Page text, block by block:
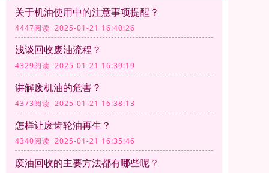
关于机油使用中的注意事项提醒？
4447阅读 2025-01-21 16:40:26
浅谈回收废油流程？
4329阅读 2025-01-21 16:39:19
讲解废机油的危害？
4373阅读 2025-01-21 16:38:13
怎样让废齿轮油再生？
4340阅读 2025-01-21 16:35:46
废油回收的主要方法都有哪些呢？